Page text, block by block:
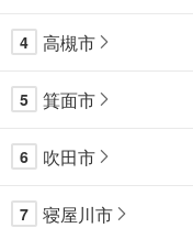
4 高槻市
5 箕面市
6 吹田市
7 寝屋川市